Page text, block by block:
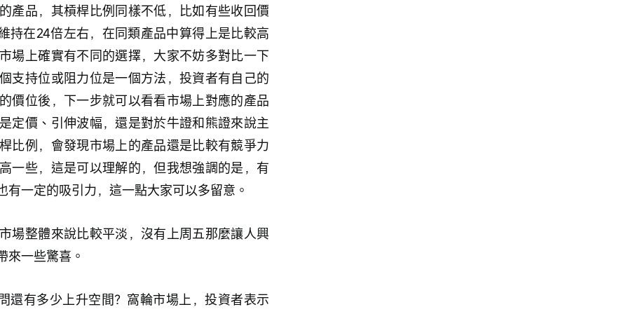
產品，其槓桿比例同樣不低，比如有些收回價
持在24倍左右，在同類產品中算得上是比較高
場上確實有不同的選擇，大家不妨多對比一下
支持位或阻力位是一個方法，投資者有自己的
價位後，下一步就可以看看市場上對應的產品
定價、引伸波幅，還是對於牛證和熊證來說主
比例，會發現市場上的產品還是比較有競爭力
一些，這是可以理解的，但我想強調的是，有
一定的吸引力，這一點大家可以多留意。
場整體來說比較平淡，沒有上周五那麼讓人興
來一些驚喜。
還有多少上升空間？窩輪市場上，投資者表示